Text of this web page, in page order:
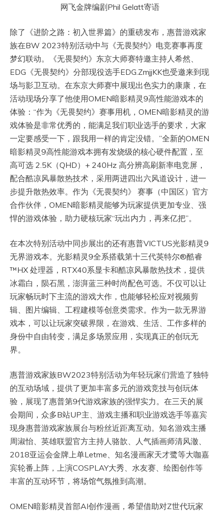
网飞金牌编剧Phil Gelatt寄语
除了《进阶之路：初入世界篇》的重磅发布，惠普游戏家
族在BW 2023特别活动中与《无畏契约》电竞赛事再度
梦幻联动。《无畏契约》东京大师赛特邀主持人希然、
EDG《无畏契约》分部现役选手EDG.ZmjjKK也受邀来到现
场与影卫互动。在东京大师赛中展现出色实力的康康，在
活动现场分享了他使用OMEN暗影精灵9高性能游戏本的
体验：“作为《无畏契约》赛事用机，OMEN暗影精灵的游
戏体验是非常优秀的，能满足我们职业选手的要求，大家
一定要感受一下，跟我用一样的肯定没错。”全新的OMEN
暗影精灵9高性能游戏本拥有发烧级的核心硬件配置，至
高可选 2.5K（QHD）+ 240Hz 高分辨高刷新率电竞屏，
配合酷凉风暴散热技术，采用两进四出六风道设计，进一
步提升散热效率。作为《无畏契约》 赛事（中国区）官方
合作伙伴，OMEN暗影精灵能够为玩家提供更加专业、强
悍的游戏体验，助力硬核玩家“玩出内力，再来亿把”。
在本次特别活动中同步展出的还有惠普VICTUS光影精灵9
无界游戏本。光影精灵9全系搭载第十三代英特尔®酷睿
™HX 处理器，RTX40系显卡和酷凉风暴散热技术，提供
冰霜白，陨石黑，澎湃蓝三种时尚配色可选。不仅可以让
玩家畅玩时下主流的游戏大作，也能够轻松应对视频剪
辑、图片编辑、工程建模等创意类需求。作为一款无界游
戏本，可以让玩家突破界限，在游戏、生活、工作多样的
身份中自由转变，满足多场景应用，实现真正的创玩无
界。
惠普游戏家族BW2023特别活动为年轻玩家们营造了独特
的互动场域，提供了更加丰富多元的游戏竞技与创玩体
验，展现了惠普第9代游戏家族的强悍实力。在三天的展
会期间，众多B站UP主、游戏主播和职业游戏选手等嘉宾
现身惠普游戏家族展台与粉丝近距离互动。知名游戏主播
周淑怡、英雄联盟官方主持人骆歆、人气插画师清风澈、
2018亚运会金牌上单Letme、知名漫画家天才鹭等大咖嘉
宾轮番上阵，上演COSPLAY大秀、水友赛、绘图创作等
丰富的互动环节，将场馆气氛推到高潮。
OMEN暗影精灵首部AI创作漫画，希望借助对Z世代玩家